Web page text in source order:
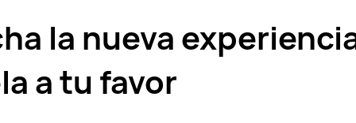
la nueva
a tu favor